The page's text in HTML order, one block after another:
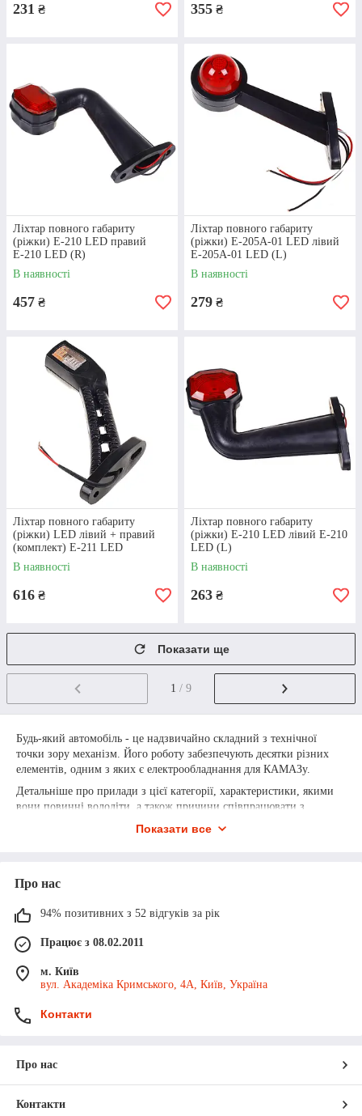
ОФОРМЛЕННЯ
Виберіть електрообладнання КАМАЗ 4310 та
зробіть замовлення через кошик сайту, у
телефонному режимі, електронною поштою.
ОБРОБКА
ЗАМОВЛЕННЯ
Співробітник магазину обробляє замовлення та
деталей.
СПОСОБИ
ОПЛАТИ
Варіанти фінансового розрахунку на вибір клієнта
- безготівкова оплата за реквізитами компанії,
післяплата, оплата готівкою.
ДОСТАВКИ
У Києві можна забрати замовлення самовивозом.
По Україні товари доставляються перевізниками
Нова Пошта та Делівері.
Контактна iнформацiя
231 ₴ 355 ₴
Ліхтар повного габариту
(ріжки) E-210 LED правий
Е-210 LED (R)
В наявності
457 ₴
Ліхтар повного габариту
(ріжки) E-205A-01 LED лівий
Е-205A-01 LED (L)
В наявності
279 ₴
Ліхтар повного габариту
(ріжки) LED лівий + правий
(комплект) Е-211 LED
В наявності
616 ₴
Ліхтар повного габариту
(ріжки) E-210 LED лівий Е-210
LED (L)
В наявності
263 ₴
Показати ще
1 / 9
Будь-який автомобіль - це надзвичайно складний з технічної
точки зору механізм. Його роботу забезпечують десятки різних
елементів, одним з яких є електрообладнання для КАМАЗу.
Детальніше про прилади з цієї категорії, характеристики, якими
вони повинні володіти, а також причини співпрацювати з
Електрообладнання для КАМАЗу, купити яке в Україні можна на
товарних груп. До їх числа варто зарахувати:
● генератори;
● акумулятори;
● автономні накопичувачі;
● проводка;
● приборна панель.
залежності від його моделі може відрізнятися. Саме тому підбір
Показати все
Про нас
94% позитивних з 52 відгуків за рік
Працює з 08.02.2011
м. Київ
вул. Академіка Кримського, 4А, Київ, Україна
Контакти
Про нас
Контакти